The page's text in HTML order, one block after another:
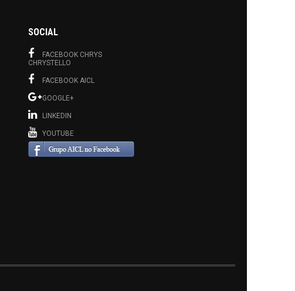
SOCIAL
FACEBOOK CHRYS
CHRYSTELLO
FACEBOOK AICL
GOOGLE+
LINKEDIN
YOUTUBE